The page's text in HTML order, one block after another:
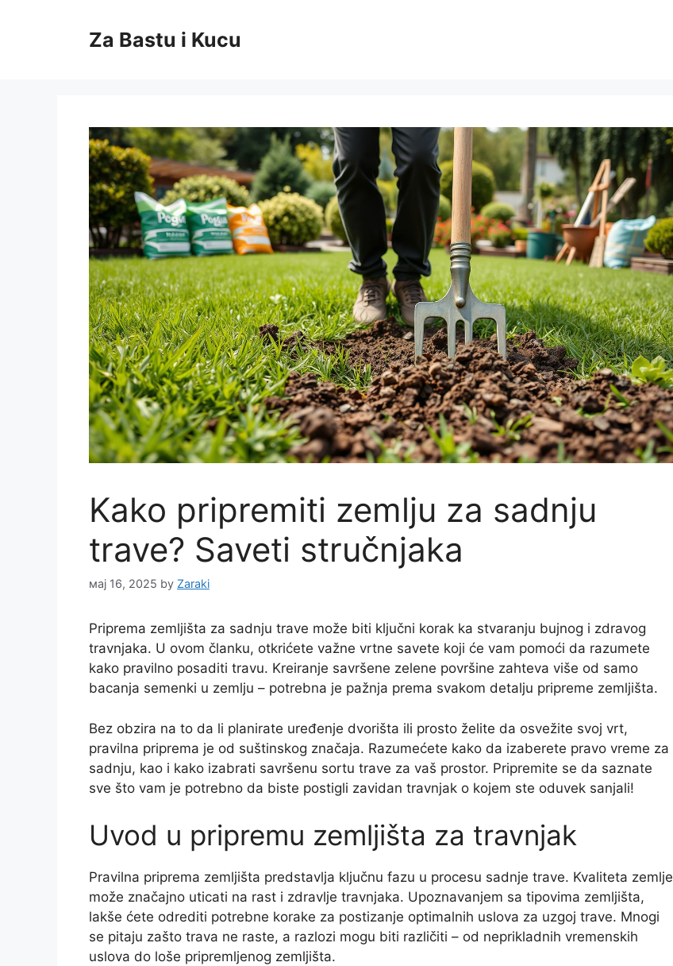
Za Bastu i Kucu
Kako pripremiti zemlju za sadnju
trave? Saveti stručnjaka
мај 16, 2025 by Zaraki
Priprema zemljišta za sadnju trave može biti ključni korak ka stvaranju bujnog i zdravog
travnjaka. U ovom članku, otkrićete važne vrtne savete koji će vam pomoći da razumete
kako pravilno posaditi travu. Kreiranje savršene zelene površine zahteva više od samo
bacanja semenki u zemlju – potrebna je pažnja prema svakom detalju pripreme zemljišta.
Bez obzira na to da li planirate uređenje dvorišta ili prosto želite da osvežite svoj vrt,
pravilna priprema je od suštinskog značaja. Razumećete kako da izaberete pravo vreme za
sadnju, kao i kako izabrati savršenu sortu trave za vaš prostor. Pripremite se da saznate
sve što vam je potrebno da biste postigli zavidan travnjak o kojem ste oduvek sanjali!
Uvod u pripremu zemljišta za travnjak
Pravilna priprema zemljišta predstavlja ključnu fazu u procesu sadnje trave. Kvaliteta zemlje
može značajno uticati na rast i zdravlje travnjaka. Upoznavanjem sa tipovima zemljišta,
lakše ćete odrediti potrebne korake za postizanje optimalnih uslova za uzgoj trave. Mnogi
se pitaju zašto trava ne raste, a razlozi mogu biti različiti – od neprikladnih vremenskih
uslova do loše pripremljenog zemljišta.